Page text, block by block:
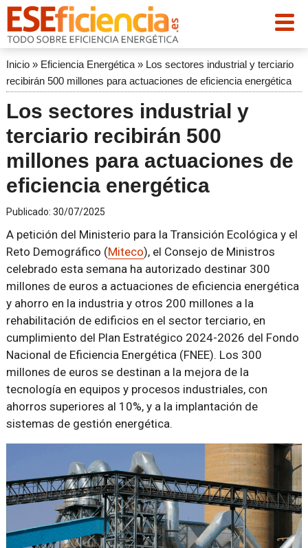
Inicio» Eficiencia Energética» Los sectores industrial y terciario
recibirán 500 millones para actuaciones de eficiencia energética
Los sectores industrial y
terciario recibirán 500
millones para actuaciones de
eficiencia energética
Publicado: 30/07/2025
A petición del Ministerio para la Transición Ecológica y el
Reto Demográfico (Miteco), el Consejo de Ministros
celebrado esta semana ha autorizado destinar 300
millones de euros a actuaciones de eficiencia energética
y ahorro en la industria y otros 200 millones a la
rehabilitación de edificios en el sector terciario, en
cumplimiento del Plan Estratégico 2024-2026 del Fondo
Nacional de Eficiencia Energética (FNEE). Los 300
millones de euros se destinan a la mejora de la
tecnología en equipos y procesos industriales, con
ahorros superiores al 10%, y a la implantación de
sistemas de gestión energética.